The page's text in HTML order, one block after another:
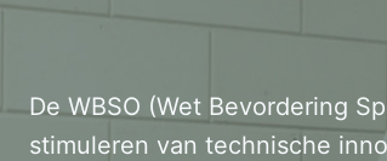
De WBSO (Wet Bevordering
stimuleren van technische